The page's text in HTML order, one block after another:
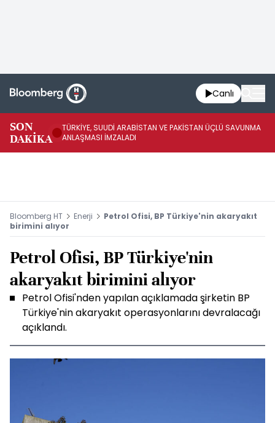
Canlı
SON
DAKİKA
TÜRKİYE, SUUDİ ARABİSTAN VE PAKİSTAN ÜÇLÜ SAVUNMA
ANLAŞMASI İMZALADI
Bloomberg HT Enerji
Petrol Ofisi, BP Türkiye'nin akaryakıt
birimini alıyor
Petrol Ofisi, BP Türkiye'nin
akaryakıt birimini alıyor
Petrol Ofisi'nden yapılan açıklamada şirketin BP
Türkiye'nin akaryakıt operasyonlarını devralacağı
açıklandı.